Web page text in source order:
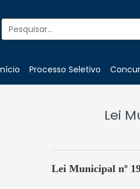
Processo Seletivo
Lei
Lei Municipal nº